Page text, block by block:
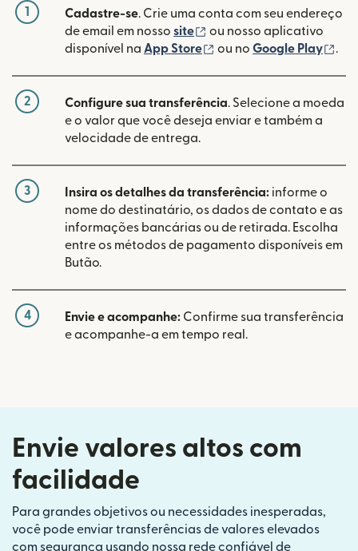
1 Cadastre-se. Crie uma conta com seu endereço
de email em nosso site (abre em uma nova
ou nosso aplicativo
disponível na App Store (abre em uma nova
ou no Google Play .
2 Configure sua transferência. Selecione a moeda
e o valor que você deseja enviar e também a
velocidade de entrega.
3 Insira os detalhes da transferência: informe o
nome do destinatário, os dados de contato e as
informações bancárias ou de retirada. Escolha
entre os métodos de pagamento disponíveis em
Butão.
4 Envie e acompanhe: Confirme sua transferência
e acompanhe-a em tempo real.
Envie valores altos com
facilidade
Para grandes objetivos ou necessidades inesperadas,
você pode enviar transferências de valores elevados
com segurança usando nossa rede confiável de